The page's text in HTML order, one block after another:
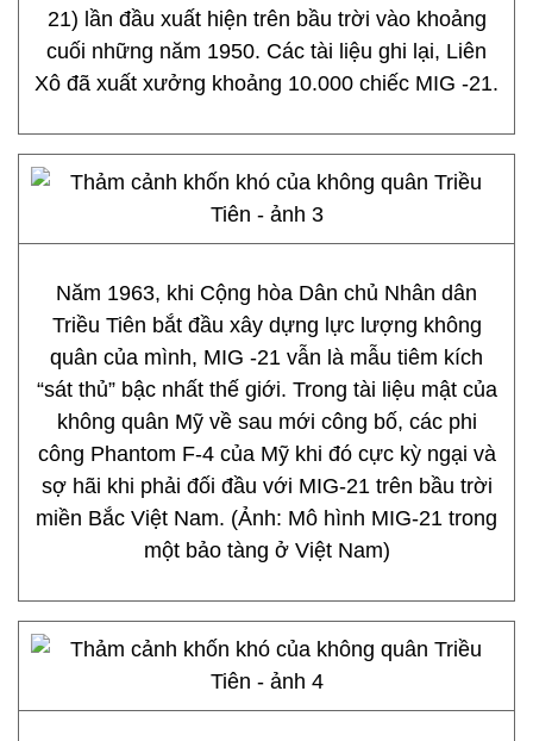
21) lần đầu xuất hiện trên bầu trời vào khoảng
cuối những năm 1950. Các tài liệu ghi lại, Liên
Xô đã xuất xưởng khoảng 10.000 chiếc MIG -21.
Năm 1963, khi Cộng hòa Dân chủ Nhân dân
Triều Tiên bắt đầu xây dựng lực lượng không
quân của mình, MIG -21 vẫn là mẫu tiêm kích
“sát thủ” bậc nhất thế giới. Trong tài liệu mật của
không quân Mỹ về sau mới công bố, các phi
công Phantom F-4 của Mỹ khi đó cực kỳ ngại và
sợ hãi khi phải đối đầu với MIG-21 trên bầu trời
miền Bắc Việt Nam. (Ảnh: Mô hình MIG-21 trong
một bảo tàng ở Việt Nam)